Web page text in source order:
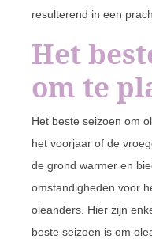
resulterend in een
Het
om te
Het beste seizoen om
het voorjaar of de
de grond warmer en
omstandigheden voor
oleanders. Hier zijn
beste seizoen is om